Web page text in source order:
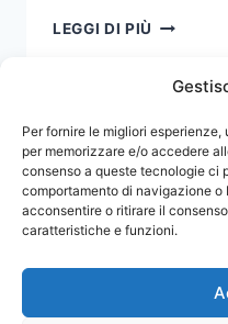
Per fornire le migliori
per memorizzare e/o accedere
consenso a queste tecnologie ci
comportamento di navigazione o
acconsentire o ritirare il
caratteristiche e funzioni.
LEGGI DI PIÙ DUE
RIVISTE
Navigazione
pagina
1 2
Pagina